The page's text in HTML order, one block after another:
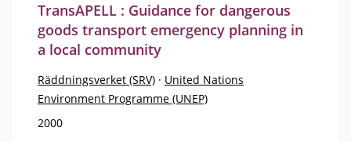
TransAPELL : Guidance for dangerous
goods transport emergency planning in
a local community
Räddningsverket (SRV) · United Nations
Environment Programme (UNEP)
2000